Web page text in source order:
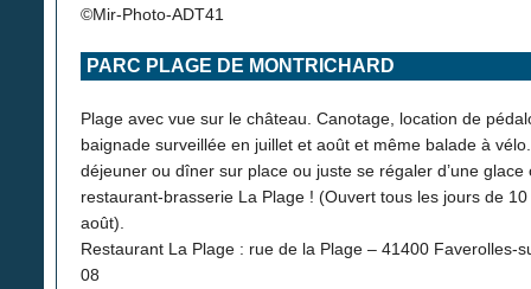
©Mir-Photo-ADT41
PARC PLAGE DE MONTRICHARD
Plage avec vue sur le château. Canotage, location de
baignade surveillée en juillet et août et même balade à
déjeuner ou dîner sur place ou juste se régaler d’une glace
restaurant-brasserie La Plage ! (Ouvert tous les jours de 10
août).
Restaurant La Plage : rue de la Plage – 41400 Faverolles-
08